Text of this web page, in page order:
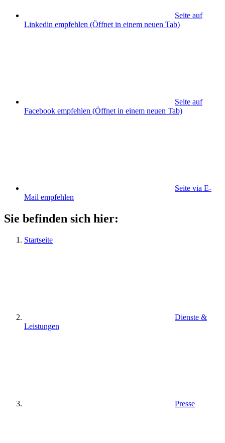
Seite auf
Linkedin empfehlen (Öffnet in einem neuen Tab)
Seite auf
Facebook empfehlen (Öffnet in einem neuen Tab)
Seite via E-
Mail empfehlen
Sie befinden sich hier:
Startseite
Dienste &
Leistungen
Presse